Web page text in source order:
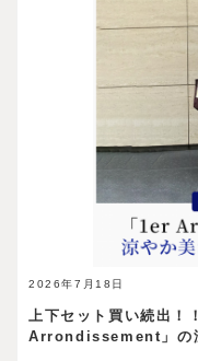
2026年7月18日
上下セット買い続出！
Arrondissement」の